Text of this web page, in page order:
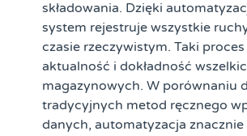
składowania. Dzięki
system rejestruje wszystkie
czasie rzeczywistym. Taki
aktualność i dokładność
magazynowych. W porównaniu
tradycyjnych metod ręcznego
danych, automatyzacja